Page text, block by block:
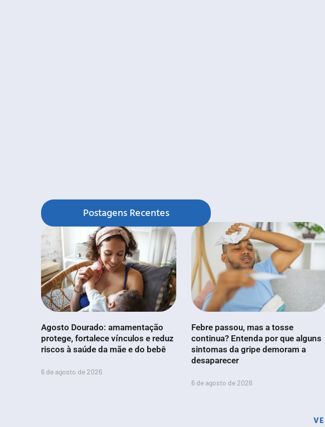
Postagens Recentes
Agosto Dourado: amamentação
protege, fortalece vínculos e reduz
riscos à saúde da mãe e do bebê
6 de agosto de 2026
Febre passou, mas a tosse
continua? Entenda por que alguns
sintomas da gripe demoram a
desaparecer
6 de agosto de 2026